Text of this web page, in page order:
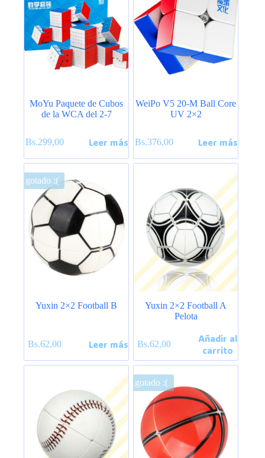
MoYu Paquete de Cubos
de la WCA del 2-7
Bs.299,00 Leer más
WeiPo V5 20-M Ball Core
UV 2×2
Bs.376,00 Leer más
Agotado :(
Yuxin 2×2 Football B
Bs.62,00 Leer más
Yuxin 2×2 Football A
Pelota
Bs.62,00
Añadir al
carrito
Agotado :(